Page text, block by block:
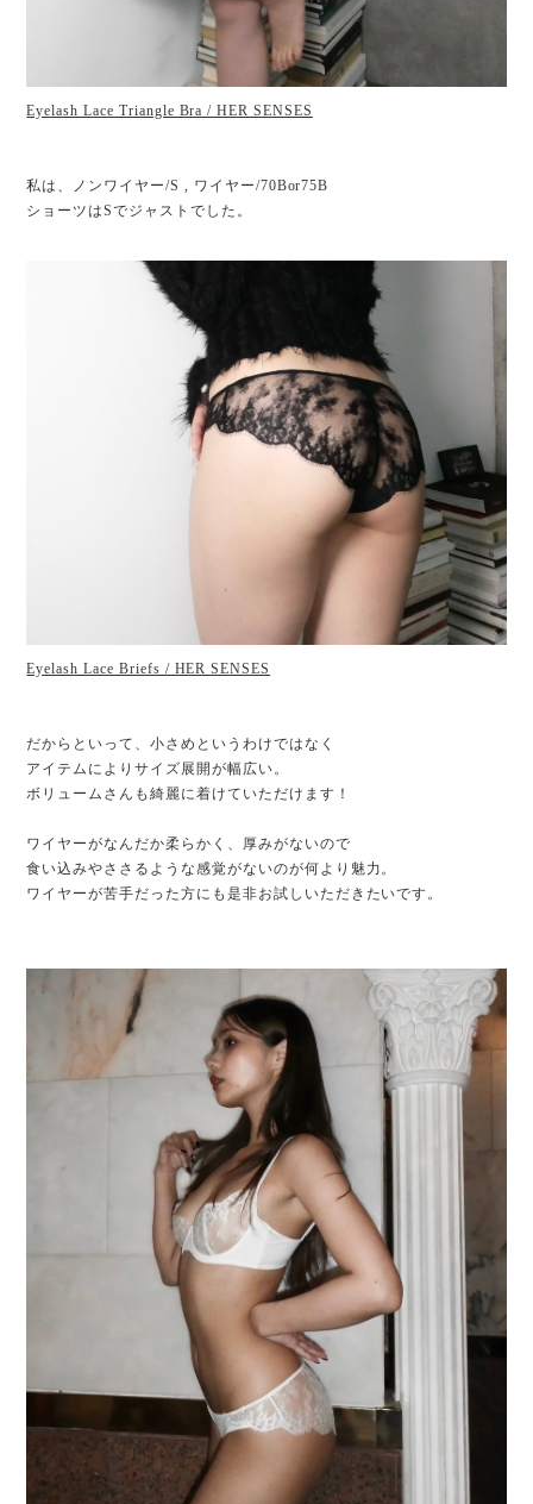
Eyelash Lace Triangle Bra / HER SENSES
私は、ノンワイヤー/S , ワイヤー/70Bor75B
ショーツはSでジャストでした。
Eyelash Lace Briefs / HER SENSES
だからといって、小さめというわけではなく
アイテムによりサイズ展開が幅広い。
ボリュームさんも綺麗に着けていただけます！
ワイヤーがなんだか柔らかく、厚みがないので
食い込みやささるような感覚がないのが何より魅力。
ワイヤーが苦手だった方にも是非お試しいただきたいです。